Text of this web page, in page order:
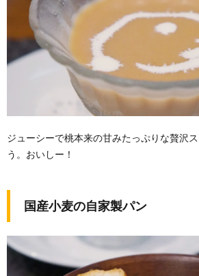
ジューシーで桃本来の甘みたっぷりな贅沢
う。おいしー！
国産小麦の自家製パン